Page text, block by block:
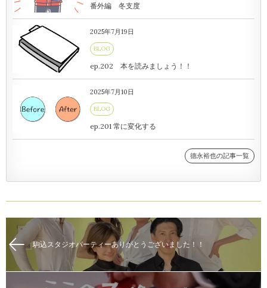
番外編 冬支度
2025年7月19日
BLOG
ep.202 本を読みましょう！！
2025年7月10日
BLOG
ep.201 常に変化する
德永裕也の記事一覧
駒込スタジオパーティーありがとうございました！！